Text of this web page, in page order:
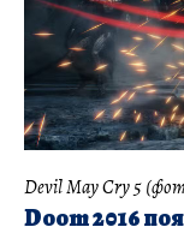
Devil May Cry 5
Doom 2016